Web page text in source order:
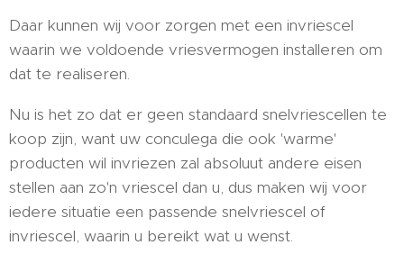
Daar kunnen wij voor zorgen met een invriescel
waarin we voldoende vriesvermogen installeren om
dat te realiseren.
Nu is het zo dat er geen standaard snelvriescellen te
koop zijn, want uw conculega die ook 'warme'
producten wil invriezen zal absoluut andere eisen
stellen aan zo'n vriescel dan u, dus maken wij voor
iedere situatie een passende snelvriescel of
invriescel, waarin u bereikt wat u wenst.